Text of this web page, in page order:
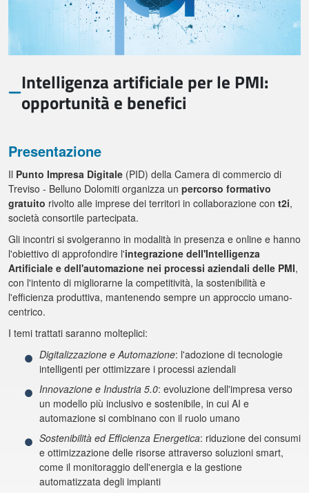
Intelligenza artificiale per le PMI:
opportunità e benefici
Presentazione
Il Punto Impresa Digitale (PID) della Camera di commercio di
Treviso - Belluno Dolomiti organizza un percorso formativo
gratuito rivolto alle imprese dei territori in collaborazione con t2i,
società consortile partecipata.
Gli incontri si svolgeranno in modalità in presenza e online e hanno
l'obiettivo di approfondire l'integrazione dell'Intelligenza
Artificiale e dell'automazione nei processi aziendali delle PMI,
con l'intento di migliorarne la competitività, la sostenibilità e
l'efficienza produttiva, mantenendo sempre un approccio umano-
centrico.
I temi trattati saranno molteplici:
Digitalizzazione e Automazione: l'adozione di tecnologie
intelligenti per ottimizzare i processi aziendali
Innovazione e Industria 5.0: evoluzione dell'impresa verso
un modello più inclusivo e sostenibile, in cui AI e
automazione si combinano con il ruolo umano
Sostenibilità ed Efficienza Energetica: riduzione dei consumi
e ottimizzazione delle risorse attraverso soluzioni smart,
come il monitoraggio dell'energia e la gestione
automatizzata degli impianti